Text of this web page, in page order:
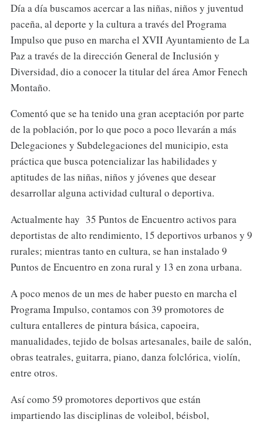
Día a día buscamos acercar a las niñas, niños y juventud
paceña, al deporte y la cultura a través del Programa
Impulso que puso en marcha el XVII Ayuntamiento de La
Paz a través de la dirección General de Inclusión y
Diversidad, dio a conocer la titular del área Amor Fenech
Montaño.
Comentó que se ha tenido una gran aceptación por parte
de la población, por lo que poco a poco llevarán a más
Delegaciones y Subdelegaciones del municipio, esta
práctica que busca potencializar las habilidades y
aptitudes de las niñas, niños y jóvenes que desear
desarrollar alguna actividad cultural o deportiva.
Actualmente hay 35 Puntos de Encuentro activos para
deportistas de alto rendimiento, 15 deportivos urbanos y 9
rurales; mientras tanto en cultura, se han instalado 9
Puntos de Encuentro en zona rural y 13 en zona urbana.
A poco menos de un mes de haber puesto en marcha el
Programa Impulso, contamos con 39 promotores de
cultura entalleres de pintura básica, capoeira,
manualidades, tejido de bolsas artesanales, baile de salón,
obras teatrales, guitarra, piano, danza folclórica, violín,
entre otros.
Así como 59 promotores deportivos que están
impartiendo las disciplinas de voleibol, béisbol,